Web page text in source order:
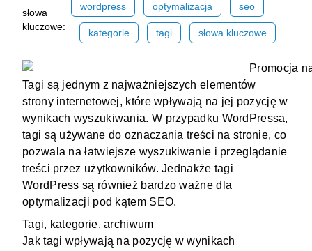
słowa
kluczowe:
wordpress optymalizacja seo
kategorie tagi słowa kluczowe
Tagi są jednym z najważniejszych elementów
strony internetowej, które wpływają na jej pozycję w
wynikach wyszukiwania. W przypadku WordPressa,
tagi są używane do oznaczania treści na stronie, co
pozwala na łatwiejsze wyszukiwanie i przeglądanie
treści przez użytkowników. Jednakże tagi
WordPress są również bardzo ważne dla
optymalizacji pod kątem SEO.
Tagi, kategorie, archiwum
Jak tagi wpływają na pozycję w wynikach